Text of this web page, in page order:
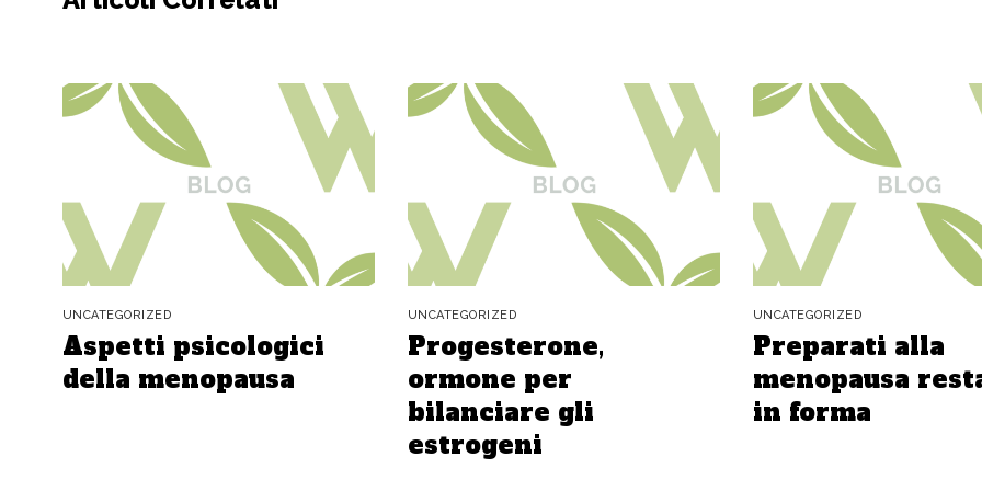
UNCATEGORIZED
Aspetti psicologici
della menopausa
UNCATEGORIZED
Progesterone,
ormone per
bilanciare gli
estrogeni
UNCATEGORIZED
Preparati alla
menopausa
in forma